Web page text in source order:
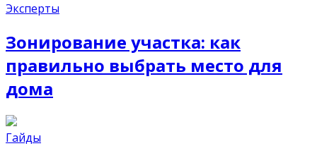
Эксперты
Зонирование участка: как
правильно выбрать место для
дома
Гайды